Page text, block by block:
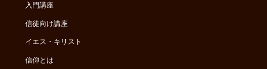
入門講座
信徒向け講座
イエス・キリスト
信仰とは